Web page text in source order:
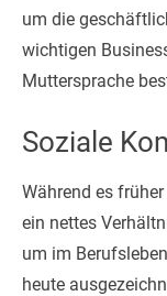
um die
wichtigen
Muttersprache
Soziale
Während es
ein nettes
um im
heute